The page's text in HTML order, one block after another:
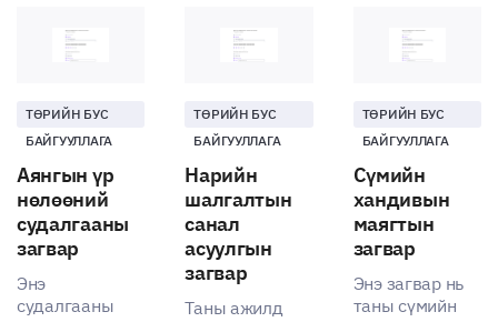
ТӨРИЙН БУС
БАЙГУУЛЛАГА
Аянгын үр
нөлөөний
судалгааны
загвар
Энэ
судалгааны
ТӨРИЙН БУС
БАЙГУУЛЛАГА
Нарийн
шалгалтын
санал
асуулгын
загвар
Таны ажилд
ТӨРИЙН БУС
БАЙГУУЛЛАГА
Сүмийн
хандивын
маягтын
загвар
Энэ загвар нь
таны сүмийн